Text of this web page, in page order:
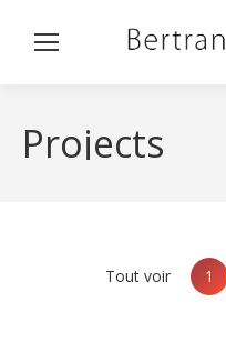
Projects
Tout voir 1